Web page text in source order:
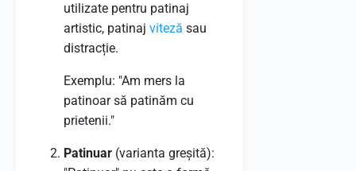
utilizate pentru patinaj
artistic, patinaj viteză sau
distracție.
Exemplu: "Am mers la
patinoar să patinăm cu
prietenii."
Patinuar (varianta greșită):